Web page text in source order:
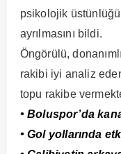
psikolojik
ayrılmasını bildi.
Öngörülü,
rakibi iyi analiz
topu rakibe
• Boluspor’da
• Gol yollarında